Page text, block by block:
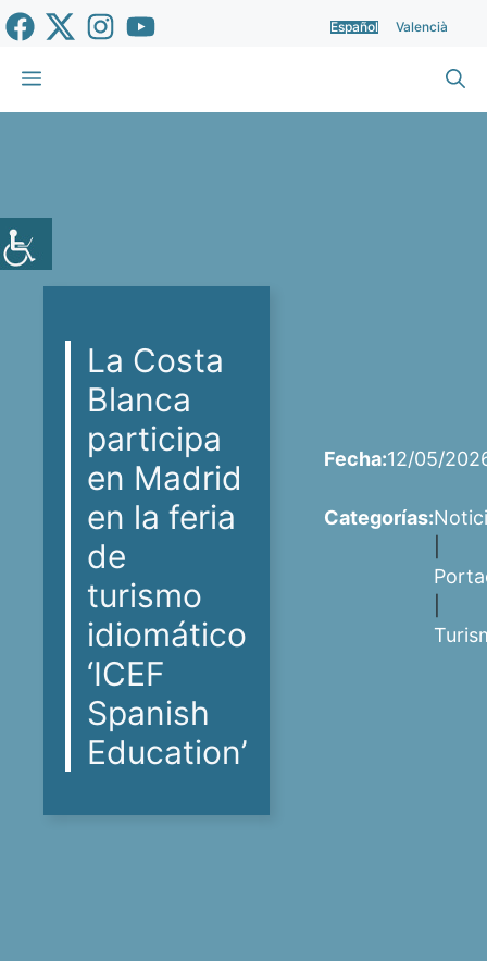
Saltar
al
contenido
Español Valencià
Menú
La Costa
Blanca
participa
en Madrid
en la feria
de
turismo
idiomático
‘ICEF
Spanish
Education’
Fecha:12/05/
Categorías: